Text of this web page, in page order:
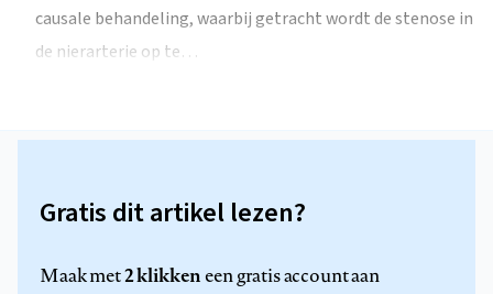
causale behandeling, waarbij getracht wordt de stenose in
de nierarterie op te…
Gratis dit artikel lezen?
Maak met2 klikkeneen gratis account aan